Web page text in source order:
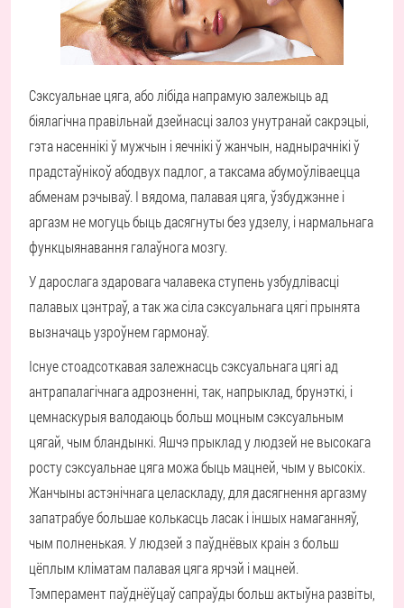
Сэксуальнае цяга, або лібіда напрамую залежыць ад
біялагічна правільнай дзейнасці залоз унутранай сакрэцыі,
гэта насеннікі ў мужчын і яечнікі ў жанчын, наднырачнікі ў
прадстаўнікоў абодвух падлог, а таксама абумоўліваецца
абменам рэчываў. І вядома, палавая цяга, ўзбуджэнне і
аргазм не могуць быць дасягнуты без удзелу, і нармальнага
функцыянавання галаўнога мозгу.
У дарослага здаровага чалавека ступень узбудлівасці
палавых цэнтраў, а так жа сіла сэксуальнага цягі прынята
вызначаць узроўнем гармонаў.
Існуе стоадсоткавая залежнасць сэксуальнага цягі ад
антрапалагічнага адрозненні, так, напрыклад, брунэткі, і
цемнаскурыя валодаюць больш моцным сэксуальным
цягай, чым бландынкі. Яшчэ прыклад у людзей не высокага
росту сэксуальнае цяга можа быць мацней, чым у высокіх.
Жанчыны астэнічнага целаскладу, для дасягнення аргазму
запатрабуе большае колькасць ласак і іншых намаганняў,
чым полненькая. У людзей з паўднёвых краін з больш
цёплым кліматам палавая цяга ярчэй і мацней.
Тэмперамент паўднёўцаў сапраўды больш актыўна развіты,